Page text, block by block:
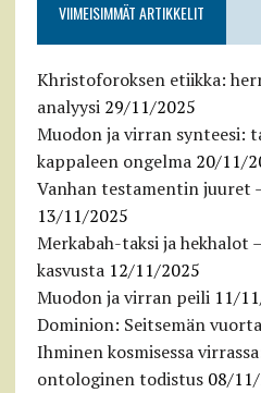
VIIMEISIMMÄT ARTIKKELIT
Khristoforoksen etiikka:
analyysi 29/11/2025
Muodon ja virran synteesi:
kappaleen ongelma 20/11/
Vanhan testamentin juuret
13/11/2025
Merkabah-taksi ja hekhalot
kasvusta 12/11/2025
Muodon ja virran peili 11/
Dominion: Seitsemän vuorta
Ihminen kosmisessa
ontologinen todistus 08/